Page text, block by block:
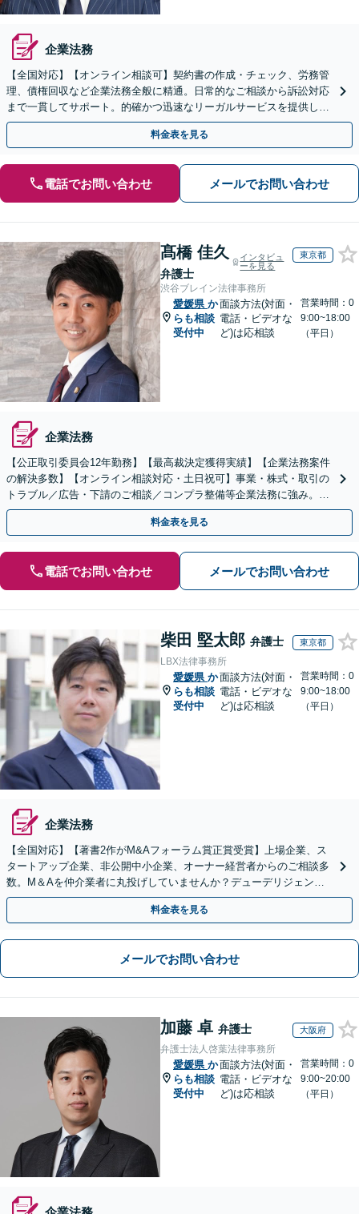
企業法務
【全国対応】【オンライン相談可】契約書の作成・チェック、労務管
理、債権回収など企業法務全般に精通。日常的なご相談から訴訟対応
まで一貫してサポート。的確かつ迅速なリーガルサービスを提供しま
す。【初回相談無料】【休日・夜間相談可】
料金表を見る
電話でお問い合わせ メールでお問い合わせ
髙橋 佳久
弁護士
インタビュ
ーを見る
東京都
渋谷ブレイン法律事務所
愛媛県 か
らも相談
受付中
面談方法(対面・
電話・ビデオな
ど)は応相談
営業時間：0
9:00~18:00
（平日）
企業法務
【公正取引委員会12年勤務】【最高裁決定獲得実績】【企業法務案件
の解決多数】【オンライン相談対応・土日祝可】事業・株式・取引の
トラブル／広告・下請のご相談／コンプラ整備等企業法務に強み。株
式の相続／誹謗中傷対策／不動産問題まで幅広く対応！
料金表を見る
電話でお問い合わせ メールでお問い合わせ
柴田 堅太郎 弁護士 東京都
LBX法律事務所
愛媛県 か
らも相談
受付中
面談方法(対面・
電話・ビデオな
ど)は応相談
営業時間：0
9:00~18:00
（平日）
企業法務
【全国対応】【著書2作がM&Aフォーラム賞正賞受賞】上場企業、ス
タートアップ企業、非公開中小企業、オーナー経営者からのご相談多
数。M＆Aを仲介業者に丸投げしていませんか？デューデリジェンス
や契約書作成・交渉はお任せください【初回無料】
料金表を見る
メールでお問い合わせ
加藤 卓 弁護士 大阪府
弁護士法人啓葉法律事務所
愛媛県 か
らも相談
受付中
面談方法(対面・
電話・ビデオな
ど)は応相談
営業時間：0
9:00~20:00
（平日）